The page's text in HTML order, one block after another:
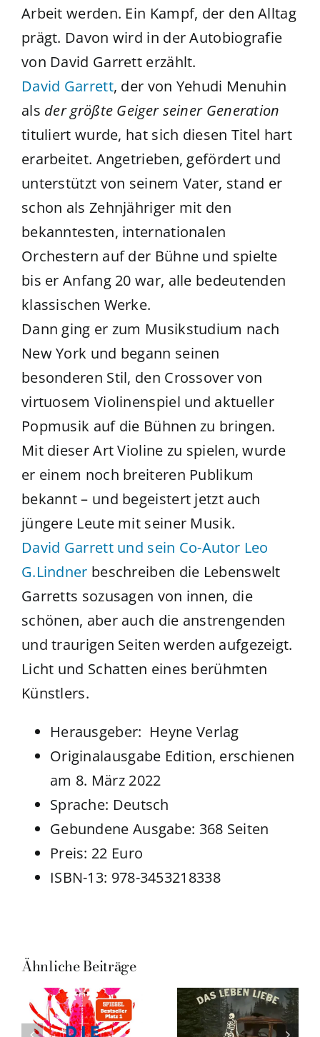
Arbeit werden. Ein Kampf, der den Alltag
prägt. Davon wird in der Autobiografie
von David Garrett erzählt.
David Garrett, der von Yehudi Menuhin
als der größte Geiger seiner Generation
tituliert wurde, hat sich diesen Titel hart
erarbeitet. Angetrieben, gefördert und
unterstützt von seinem Vater, stand er
schon als Zehnjähriger mit den
bekanntesten, internationalen
Orchestern auf der Bühne und spielte
bis er Anfang 20 war, alle bedeutenden
klassischen Werke.
Dann ging er zum Musikstudium nach
New York und begann seinen
besonderen Stil, den Crossover von
virtuosem Violinenspiel und aktueller
Popmusik auf die Bühnen zu bringen.
Mit dieser Art Violine zu spielen, wurde
er einem noch breiteren Publikum
bekannt – und begeistert jetzt auch
jüngere Leute mit seiner Musik.
David Garrett und sein Co-Autor Leo
G.Lindner beschreiben die Lebenswelt
Garretts sozusagen von innen, die
schönen, aber auch die anstrengenden
und traurigen Seiten werden aufgezeigt.
Licht und Schatten eines berühmten
Künstlers.
Herausgeber: ‎ Heyne Verlag
Originalausgabe Edition, erschienen
am 8. März 2022
Sprache: ‎ Deutsch
Gebundene Ausgabe: ‎ 368 Seiten
Preis: 22 Euro
ISBN-13: ‎ 978-3453218338
Ähnliche Beiträge